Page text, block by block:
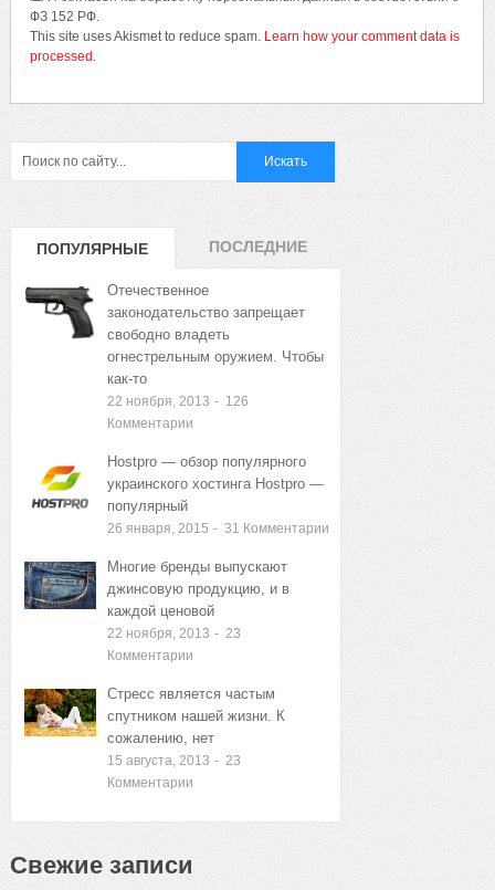
ФЗ 152 РФ.
This site uses Akismet to reduce spam. Learn how your comment data is
processed.
ПОПУЛЯРНЫЕ
ЗАПИСИ
ПОСЛЕДНИЕ
Отечественное
законодательство запрещает
свободно владеть
огнестрельным оружием. Чтобы
как-то
22 ноября, 2013 - 126
Комментарии
Hostpro — обзор популярного
украинского хостинга Hostpro —
популярный
26 января, 2015 - 31 Комментарии
Многие бренды выпускают
джинсовую продукцию, и в
каждой ценовой
22 ноября, 2013 - 23
Комментарии
Стресс является частым
спутником нашей жизни. К
сожалению, нет
15 августа, 2013 - 23
Комментарии
Свежие записи